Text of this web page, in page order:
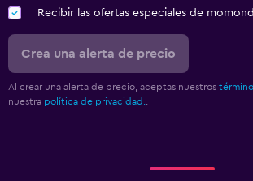
Recibir las ofertas especiales de
Crea una alerta de precio
Al crear una alerta de precio, aceptas nuestros
nuestra política de privacidad.